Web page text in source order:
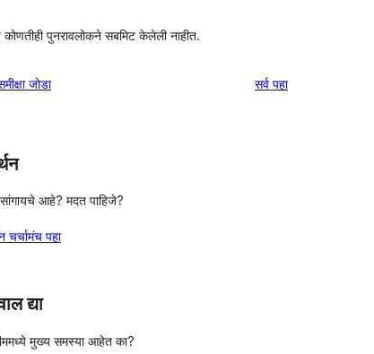
पुनरावलोकने सबमिट केलेली नाहीत.
जोडा सर्वपुनरावलोकने
पहा
सांगायचे आहे? मदत पाहिजे?
चर्चामंच पहा
द्या
मुख्य समस्या आहेत का?